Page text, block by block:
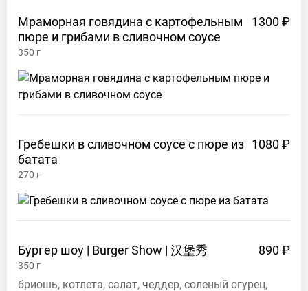
Мраморная говядина с картофельным
пюре и грибами в сливочном соусе
1300 ₽
350 г
Гребешки в сливочном соусе с пюре из
батата
1080 ₽
270 г
Бургер шоу | Burger Show | 汉堡秀 890 ₽
350 г
бриошь, котлета, салат, чеддер, соленый огурец,